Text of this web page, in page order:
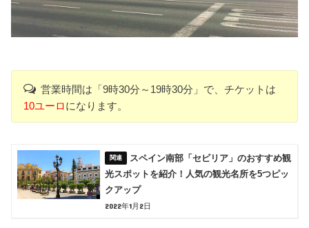
営業時間は「9時30分～19時30分」で、チケットは
10ユーロになります。
スペイン南部「セビリア」のおすすめ観
光スポットを紹介！人気の観光名所を5つピッ
クアップ
2022年1月2日